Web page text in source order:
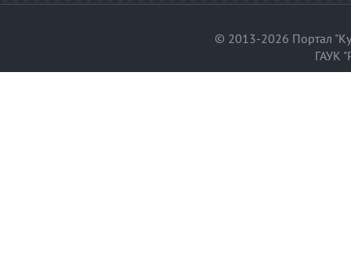
© 2013-2026 Портал
ГАУК